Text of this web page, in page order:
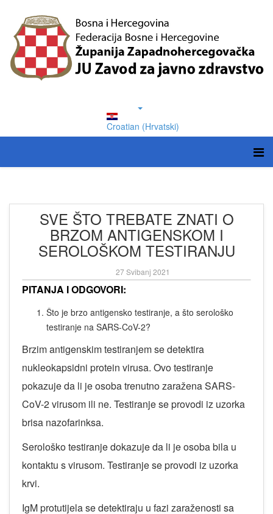
Croatian (Hrvatski)
SVE ŠTO TREBATE ZNATI O
BRZOM ANTIGENSKOM I
SEROLOŠKOM TESTIRANJU
27 Svibanj 2021
PITANJA I ODGOVORI:
Što je brzo antigensko testiranje, a što serološko
testiranje na SARS-CoV-2?
Brzim antigenskim testiranjem se detektira
nukleokapsidni protein virusa. Ovo testiranje
pokazuje da li je osoba trenutno zaražena SARS-
CoV-2 virusom ili ne. Testiranje se provodi iz uzorka
brisa nazofarinksa.
Serološko testiranje dokazuje da li je osoba bila u
kontaktu s virusom. Testiranje se provodi iz uzorka
krvi.
IgM protutijela se detektiraju u fazi zaraženosti sa